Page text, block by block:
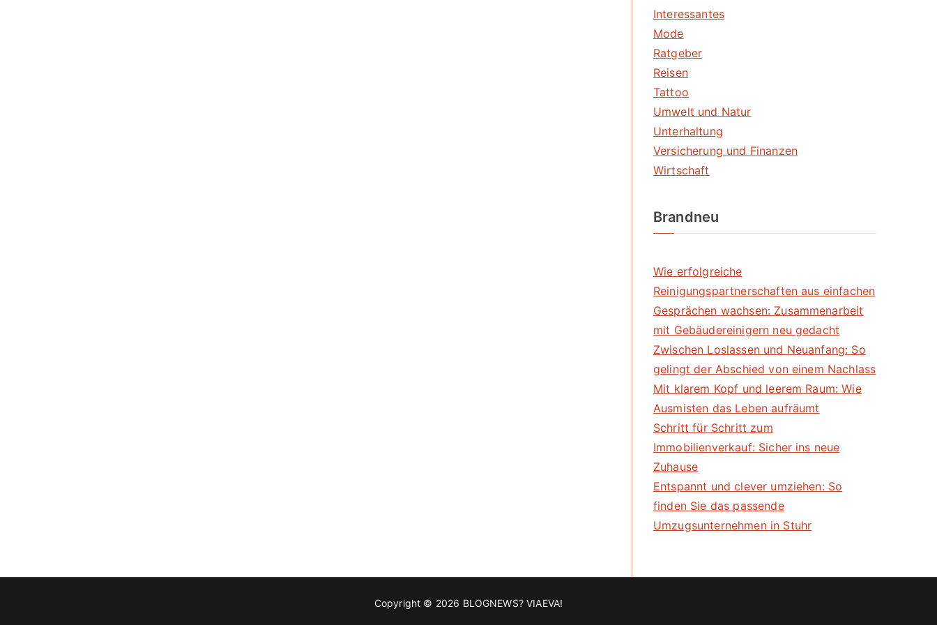
Interessantes
Mode
Ratgeber
Reisen
Tattoo
Umwelt und Natur
Unterhaltung
Versicherung und Finanzen
Wirtschaft
Brandneu
Wie erfolgreiche
Reinigungspartnerschaften aus einfachen
Gesprächen wachsen: Zusammenarbeit
mit Gebäudereinigern neu gedacht
Zwischen Loslassen und Neuanfang: So
gelingt der Abschied von einem Nachlass
Mit klarem Kopf und leerem Raum: Wie
Ausmisten das Leben aufräumt
Schritt für Schritt zum
Immobilienverkauf: Sicher ins neue
Zuhause
Entspannt und clever umziehen: So
finden Sie das passende
Umzugsunternehmen in Stuhr
Copyright © 2026 BLOGNEWS? VIAEVA!